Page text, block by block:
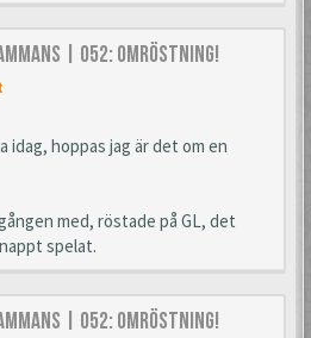
| 052: Omröstning!
idag, hoppas jag är det om en
med, röstade på GL, det
spelat.
| 052: Omröstning!